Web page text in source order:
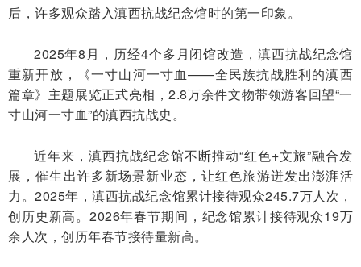
后，许多观众踏入滇西抗战纪念馆时的第一印象。
2025年8月，历经4个多月闭馆改造，滇西抗战纪念馆
重新开放，《一寸山河一寸血——全民族抗战胜利的滇西
篇章》主题展览正式亮相，2.8万余件文物带领游客回望“一
寸山河一寸血”的滇西抗战史。
近年来，滇西抗战纪念馆不断推动“红色+文旅”融合发
展，催生出许多新场景新业态，让红色旅游迸发出澎湃活
力。2025年，滇西抗战纪念馆累计接待观众245.7万人次，
创历史新高。2026年春节期间，纪念馆累计接待观众19万
余人次，创历年春节接待量新高。